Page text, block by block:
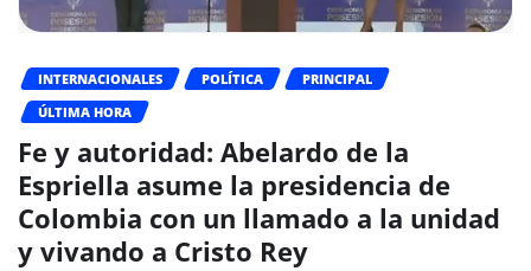
INTERNACIONALES POLÍTICA
PRINCIPAL
ÚLTIMA HORA
Fe y autoridad: Abelardo de la
Espriella asume la presidencia de
Colombia con un llamado a la unidad
y vivando a Cristo Rey